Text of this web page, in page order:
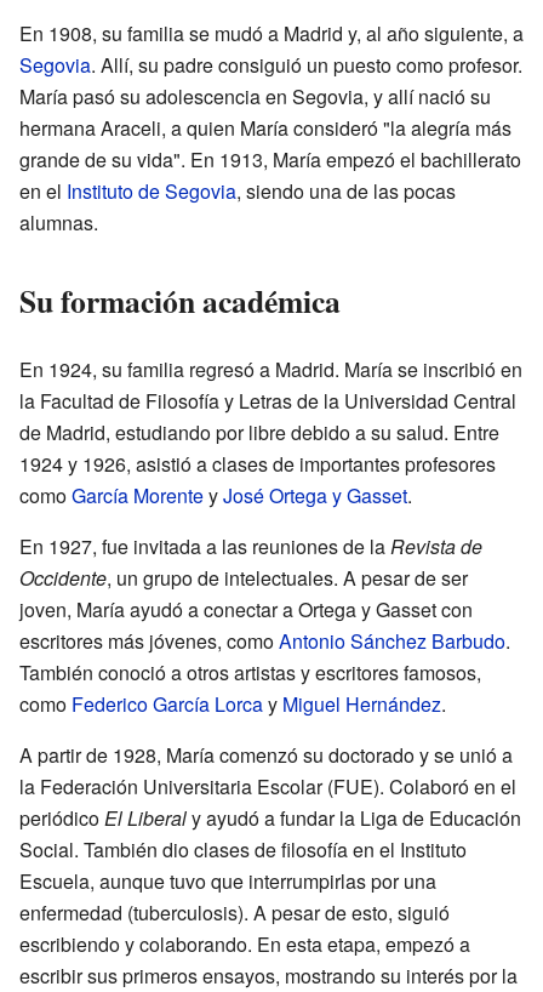
En 1908, su familia se mudó a Madrid y, al año siguiente, a
Segovia. Allí, su padre consiguió un puesto como profesor.
María pasó su adolescencia en Segovia, y allí nació su
hermana Araceli, a quien María consideró "la alegría más
grande de su vida". En 1913, María empezó el bachillerato
en el Instituto de Segovia, siendo una de las pocas
alumnas.
Su formación académica
En 1924, su familia regresó a Madrid. María se inscribió en
la Facultad de Filosofía y Letras de la Universidad Central
de Madrid, estudiando por libre debido a su salud. Entre
1924 y 1926, asistió a clases de importantes profesores
comoGarcía MorenteyJosé Ortega y Gasset.
En 1927, fue invitada a las reuniones de laRevista de
Occidente, un grupo de intelectuales. A pesar de ser
joven, María ayudó a conectar a Ortega y Gasset con
escritores más jóvenes, comoAntonio Sánchez Barbudo.
También conoció a otros artistas y escritores famosos,
como Federico García Lorcay Miguel Hernández.
A partir de 1928, María comenzó su doctorado y se unió a
la Federación Universitaria Escolar (FUE). Colaboró en el
periódicoEl Liberaly ayudó a fundar la Liga de Educación
Social. También dio clases de filosofía en el Instituto
Escuela, aunque tuvo que interrumpirlas por una
enfermedad (tuberculosis). A pesar de esto, siguió
escribiendo y colaborando. En esta etapa, empezó a
escribir sus primeros ensayos, mostrando su interés por la